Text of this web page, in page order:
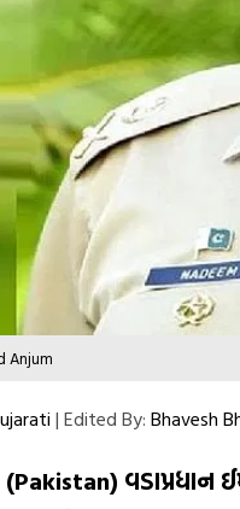
Anjum
| Edited By: Bhavesh
(Pakistan)